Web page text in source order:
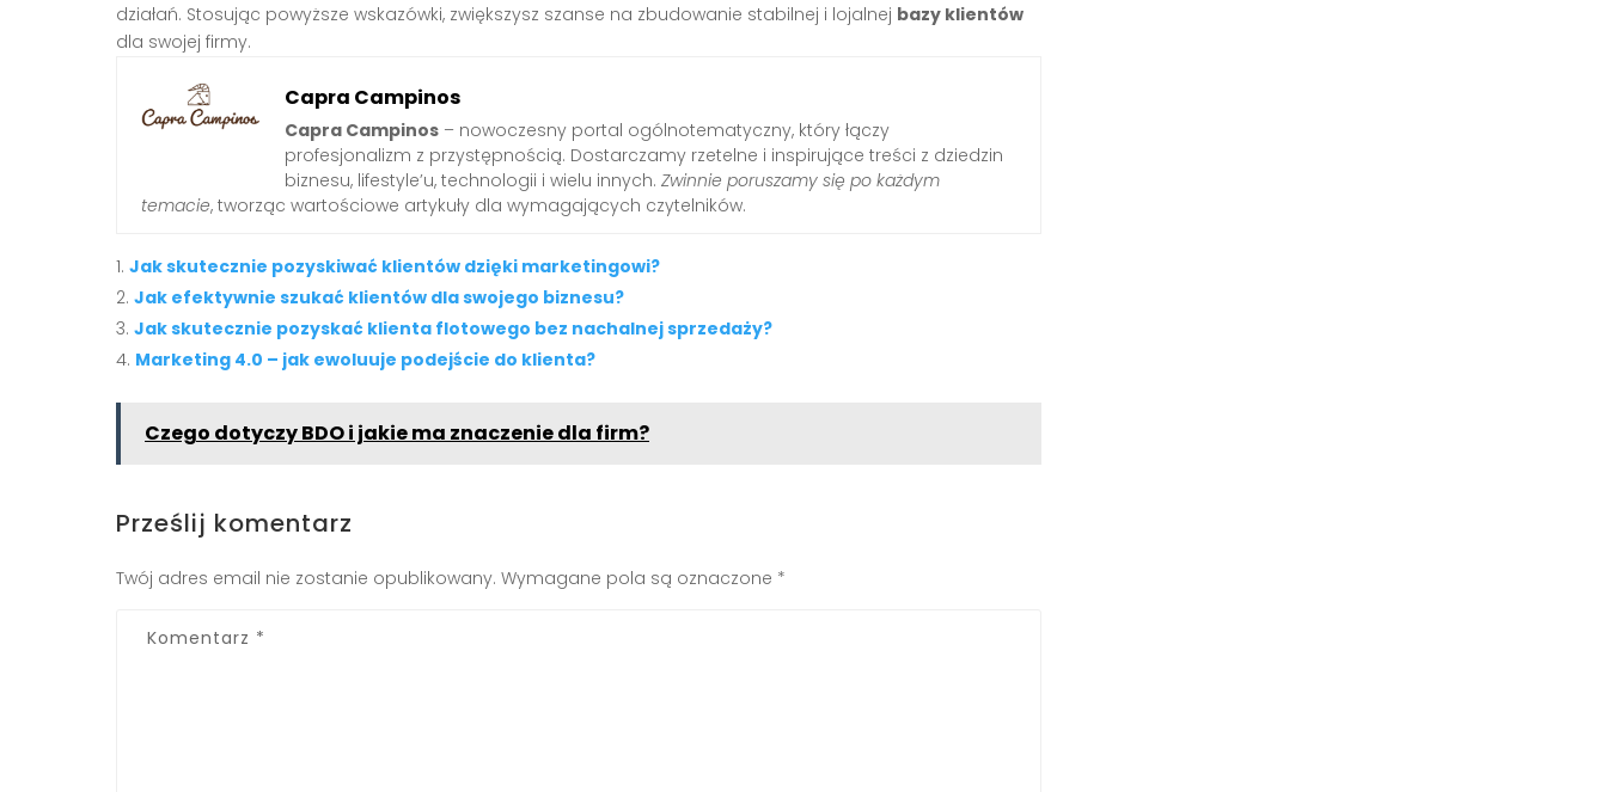
działań. Stosując powyższe wskazówki, zwiększysz szanse na zbudowanie stabilnej i lojalnej bazy klientów
dla swojej firmy.
Capra Campinos
Capra Campinos – nowoczesny portal ogólnotematyczny, który łączy
profesjonalizm z przystępnością. Dostarczamy rzetelne i inspirujące treści z dziedzin
biznesu, lifestyle’u, technologii i wielu innych. Zwinnie poruszamy się po każdym
temacie, tworząc wartościowe artykuły dla wymagających czytelników.
Jak skutecznie pozyskiwać klientów dzięki marketingowi?
Jak efektywnie szukać klientów dla swojego biznesu?
Jak skutecznie pozyskać klienta flotowego bez nachalnej sprzedaży?
Marketing 4.0 – jak ewoluuje podejście do klienta?
Czego dotyczy BDO i jakie ma znaczenie dla firm?
Prześlij komentarz
Twój adres email nie zostanie opublikowany. Wymagane pola są oznaczone *